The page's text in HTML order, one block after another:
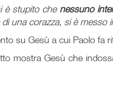
è stupito che nessuno
una corazza, si è messo
su Gesù a cui Paolo fa
mostra Gesù che